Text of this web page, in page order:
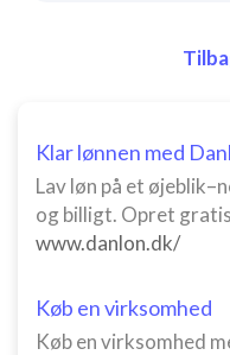
Klar lønnen med
Lav løn på et
og billigt. Opret
www.danlon.dk/
Køb en virksomhed
Køb en virksomhed